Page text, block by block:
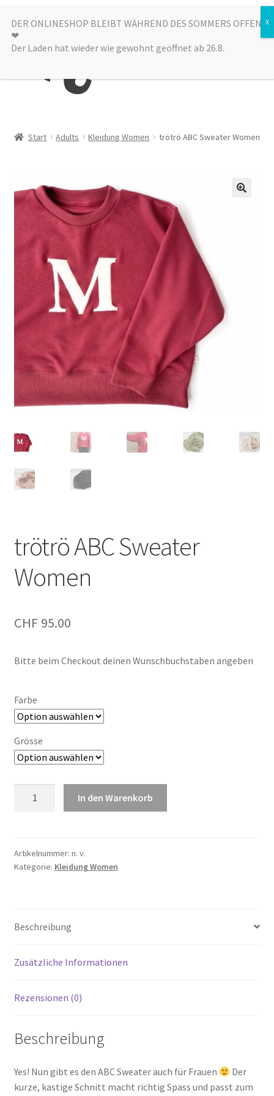
Zur
Navigation
springen
Zum
Inhalt
springen
Menü
über uns
Start Adults Kleidung Women trötrö ABC Sweater Women
trötrö ABC Sweater
Women
CHF95.00
Bitte beim Checkout deinen Wunschbuchstaben angeben
Farbe
Grösse
Menge
In den Warenkorb
Artikelnummer: n. v.
Kategorie: Kleidung Women
Beschreibung
Zusätzliche Informationen
Rezensionen (0)
Beschreibung
Yes! Nun gibt es den ABC Sweater auch für Frauen
Der
kurze, kastige Schnitt macht richtig Spass und passt zum
DER ONLINESHOP BLEIBT WÄHREND DES SOMMERS OFFEN
❤︎
Der Laden hat wieder wie gewohnt geöffnet ab 26.8.